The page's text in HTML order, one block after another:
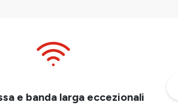
e banda larga eccezionali